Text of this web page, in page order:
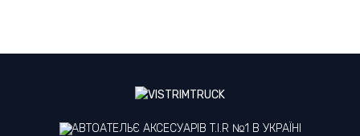
АВТОАТЕЛЬЄ АКСЕСУАРІВ T.I.R №1 В УКРАЇНІ